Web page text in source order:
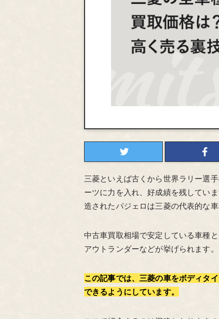
三菱といえば古くから世界ラリー選
ーツに力を入れ、好成績を残してい
造されたパジェロは三菱の代表的な
中古車買取相場で安定している車種
アウトランダーなどが挙げられます。
この記事では、三菱の車をボディタ
できるようにしています。